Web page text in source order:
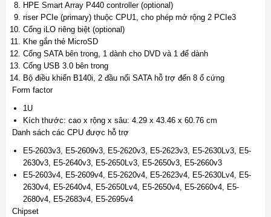
HPE Smart Array P440 controller (optional)
riser PCIe (primary) thuộc CPU1, cho phép mở rộng 2 PCIe3
Cổng iLO riêng biệt (optional)
Khe gắn thẻ MicroSD
Cổng SATA bên trong, 1 dành cho DVD và 1 để dành
Cổng USB 3.0 bên trong
Bộ điều khiển B140i, 2 đầu nối SATA hỗ trợ đến 8 ổ cứng
Form factor
1U
Kích thước: cao x rộng x sâu: 4.29 x 43.46 x 60.76 cm
Danh sách các CPU được hỗ trợ
E5-2603v3, E5-2609v3, E5-2620v3, E5-2623v3, E5-2630Lv3, E5-
2630v3, E5-2640v3, E5-2650Lv3, E5-2650v3, E5-2660v3
E5-2603v4, E5-2609v4, E5-2620v4, E5-2623v4, E5-2630Lv4, E5-
2630v4, E5-2640v4, E5-2650Lv4, E5-2650v4, E5-2660v4, E5-
2680v4, E5-2683v4, E5-2695v4
Chipset